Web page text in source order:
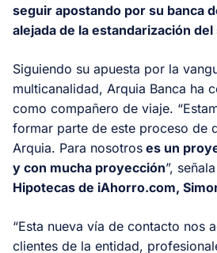
seguir apostando por su banca
alejada de la estandarización
Siguiendo su apuesta por la
multicanalidad, Arquia Banca ha
como compañero de viaje.
formar parte de este proceso de
Arquia. Para nosotros es un
y con mucha proyección”,
Hipotecas de iAhorro.com,
“Esta nueva vía de contacto nos
clientes de la entidad,